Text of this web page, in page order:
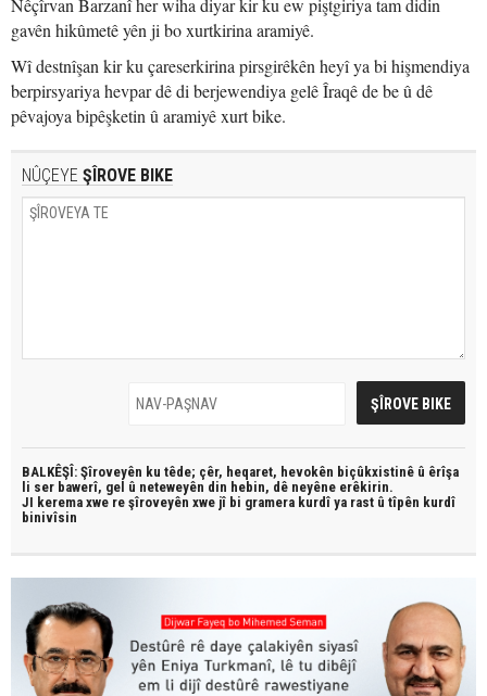
Nêçîrvan Barzanî her wiha diyar kir ku ew piştgiriya tam didin
gavên hikûmetê yên ji bo xurtkirina aramiyê.
Wî destnîşan kir ku çareserkirina pirsgirêkên heyî ya bi hişmendiya
berpirsyariya hevpar dê di berjewendiya gelê Îraqê de be û dê
pêvajoya bipêşketin û aramiyê xurt bike.
NÛÇEYE ŞÎROVE BIKE
BALKÊŞÎ: Şîroveyên ku têde; çêr, heqaret, hevokên biçûkxistinê û êrîşa
li ser bawerî, gel û neteweyên din hebin, dê neyêne erêkirin.
JI kerema xwe re şîroveyên xwe jî bi gramera kurdî ya rast û tîpên kurdî
binivîsin